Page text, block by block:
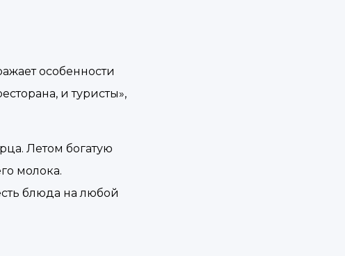
особенности
и туристы»,
Летом богатую
молока.
блюда на любой